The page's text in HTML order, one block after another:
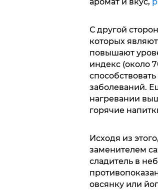
С другой
которых
повышают
индекс (около
заболеваний.
нагревании
горячие
Исходя из
заменителем
сладитель в
овсянку или